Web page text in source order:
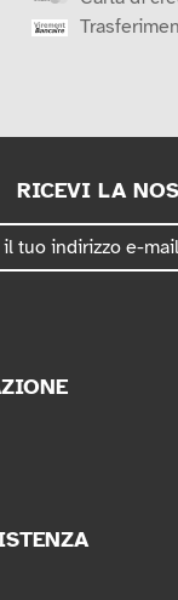
RICEVI LA